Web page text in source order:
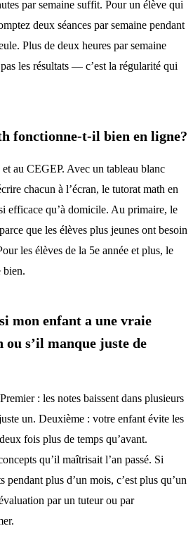
par semaine suffit. Pour un élève qui
deux séances par semaine pendant
Plus de deux heures par semaine
les résultats — c’est la régularité qui
fonctionne-t-il bien en ligne?
au CEGEP. Avec un tableau blanc
chacun à l’écran, le tutorat math en
efficace qu’à domicile. Au primaire, le
que les élèves plus jeunes ont besoin
les élèves de la 5e année et plus, le
bien.
mon enfant a une vraie
s’il manque juste de
: les notes baissent dans plusieurs
un. Deuxième : votre enfant évite les
fois plus de temps qu’avant.
qu’il maîtrisait l’an passé. Si
pendant plus d’un mois, c’est plus qu’un
par un tuteur ou par